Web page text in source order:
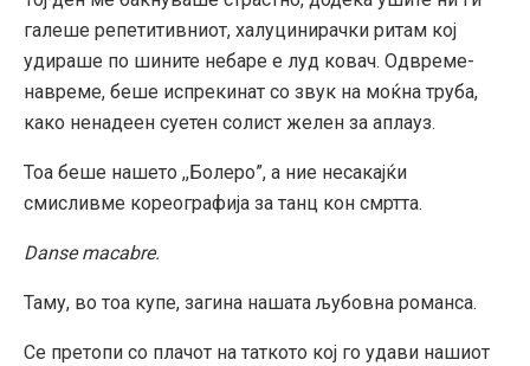
галеше репетитивниот, халуцинирачки ритам кој
удираше по шините небаре е луд ковач. Одвреме-
навреме, беше испрекинат со звук на моќна труба,
како ненадеен суетен солист желен за аплауз.
Тоа беше нашето ,,Болеро”, а ние несакајќи
смисливме кореографија за танц кон смртта.
Danse macabre.
Таму, во тоа купе, загина нашата љубовна романса.
Се претопи со плачот на таткото кој го удави нашиот